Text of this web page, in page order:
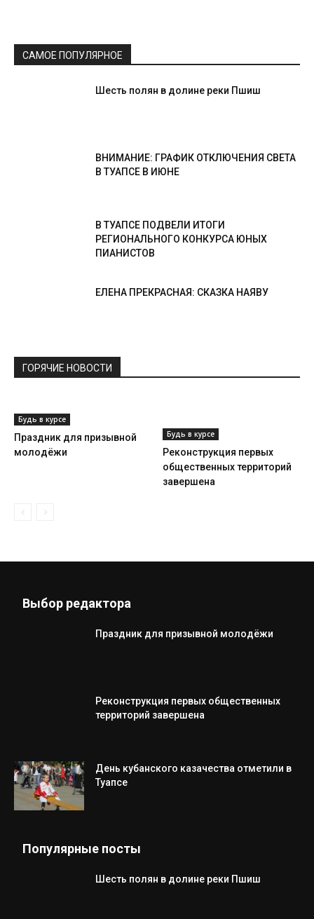
САМОЕ ПОПУЛЯРНОЕ
Шесть полян в долине реки Пшиш
ВНИМАНИЕ: ГРАФИК ОТКЛЮЧЕНИЯ СВЕТА
В ТУАПСЕ В ИЮНЕ
В ТУАПСЕ ПОДВЕЛИ ИТОГИ
РЕГИОНАЛЬНОГО КОНКУРСА ЮНЫХ
ПИАНИСТОВ
ЕЛЕНА ПРЕКРАСНАЯ: СКАЗКА НАЯВУ
ГОРЯЧИЕ НОВОСТИ
Будь в курсе
Праздник для призывной
молодёжи
Будь в курсе
Реконструкция первых
общественных территорий
завершена
Выбор редактора
Праздник для призывной молодёжи
Реконструкция первых общественных
территорий завершена
День кубанского казачества отметили в
Туапсе
Популярные посты
Шесть полян в долине реки Пшиш